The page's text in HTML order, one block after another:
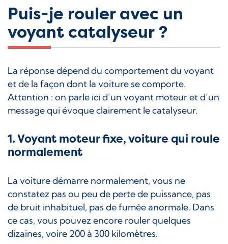
Puis-je rouler avec un
voyant catalyseur ?
La réponse dépend du comportement du voyant
et de la façon dont la voiture se comporte.
Attention : on parle ici d’un voyant moteur et d’un
message qui évoque clairement le catalyseur.
1. Voyant moteur fixe, voiture qui roule
normalement
La voiture démarre normalement, vous ne
constatez pas ou peu de perte de puissance, pas
de bruit inhabituel, pas de fumée anormale. Dans
ce cas, vous pouvez encore rouler quelques
dizaines, voire 200 à 300 kilomètres.